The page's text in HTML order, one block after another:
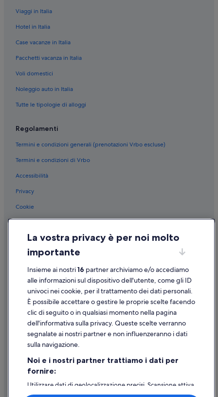
Fabbrico: Ostelli
Campagnola Emilia: hotel a 3 stelle
Reggiolo: hotel a 4 stelle
Fabbrico: hotel a 5 stelle
Fabbrico: hotel a 3 stelle
Carpi: hotel a 3 stelle
Campagnola Emilia: Hotel con animali ammessi
Carpi: Hotel per famiglie
Carpi: Hotel con bar
Carpi: Hotel LGBTQIA+
Carpi: Hotel storici
Carpi: Hotel con animali ammessi
Carpi: Hotel con Wi-Fi
Carpi: Hotel economici
Carpi: Hotel di lusso
Carpi: Hotel con azienda vinicola
Viaggi in Italia
Hotel in Italia
Case vacanze in Italia
Pacchetti vacanza in Italia
Voli domestici
Noleggio auto in Italia
Tutte le tipologie di alloggi
Regolamenti
Termini e condizioni generali (prenotazioni Vrbo escluse)
Termini e condizioni di Vrbo
Accessibilità
Privacy
Cookie
Informazioni legali/Contatti
Linee guida sui contenuti e segnalazione dei contenuti
Supporto
Assistenza clienti
Contattaci
Come cancellare un volo
Come modificare la prenotazione di un hotel o una casa vacanze
Utilizzare un coupon Expedia
Documenti per i viaggi internazionali
La vostra privacy è per noi molto
importante
Insieme ai nostri16 partner archiviamo e/o accediamo
alle informazioni sul dispositivo dell'utente, come gli ID
univoci nei cookie, per il trattamento dei dati personali.
È possibile accettare o gestire le proprie scelte facendo
clic di seguito o in qualsiasi momento nella pagina
dell'informativa sulla privacy. Queste scelte verranno
segnalate ai nostri partner e non influenzeranno i dati
sulla navigazione.
Noi e i nostri partner trattiamo i dati per
fornire:
Utilizzare dati di geolocalizzazione precisi. Scansione attiva
delle caratteristiche del dispositivo ai fini